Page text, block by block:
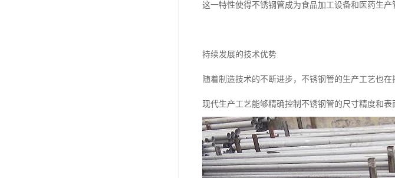
这一特性使得不锈钢管成为食品加工设备和医药生
持续发展的技术优势
随着制造技术的不断进步，不锈钢管的生产工艺也在
现代生产工艺能够精确控制不锈钢管的尺寸精度和表